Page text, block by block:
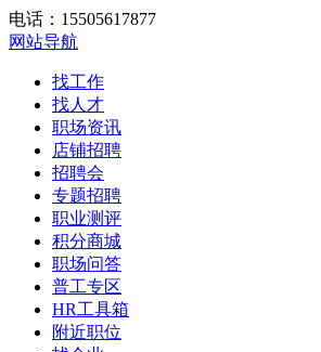
电话：15505617877
网站导航
找工作
找人才
职场资讯
店铺招聘
招聘会
专题招聘
职业测评
积分商城
职场问答
普工专区
HR工具箱
附近职位